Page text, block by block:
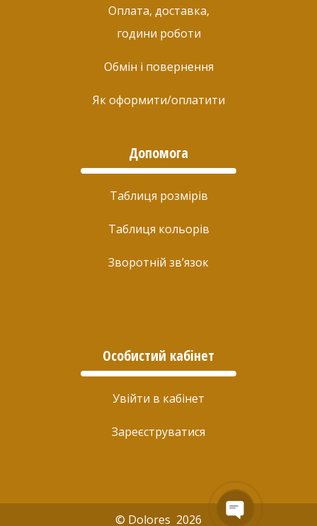
Оплата, доставка,
години роботи
Обмін і повернення
Як оформити/оплатити
Допомога
Таблиця розмірів
Таблиця кольорів
Зворотній зв’язок
Особистий кабінет
Увійти в кабінет
Зареєструватися
© Dolores 2026